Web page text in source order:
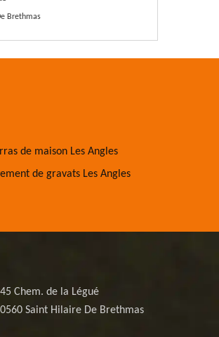
Brethmas
de maison Les Angles
de gravats Les Angles
Chem. de la Légué
Saint Hilaire De Brethmas